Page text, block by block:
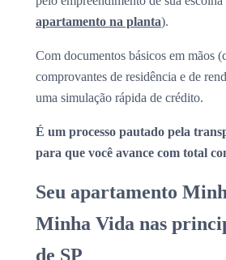
apartamento na planta).
Com documentos básicos em mãos
comprovantes de residência e de
uma simulação rápida de crédito.
É um processo pautado pela
para que você avance com total
Seu apartamento
Minha Vida nas
de SP